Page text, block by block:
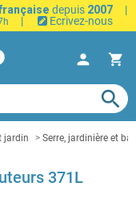
depuis 2007
|
| Ecrivez-nous
person shopping_cart
search
jardin Serre, jardinière et bac
371L